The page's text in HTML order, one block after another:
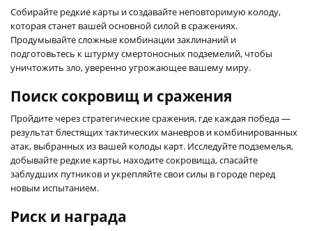
Собирайте редкие карты и создавайте неповторимую колоду,
которая станет вашей основной силой в сражениях.
Продумывайте сложные комбинации заклинаний и
подготовьтесь к штурму смертоносных подземелий, чтобы
уничтожить зло, уверенно угрожающее вашему миру.
Поиск сокровищ и сражения
Пройдите через стратегические сражения, где каждая победа —
результат блестящих тактических маневров и комбинированных
атак, выбранных из вашей колоды карт. Исследуйте подземелья,
добывайте редкие карты, находите сокровища, спасайте
заблудших путников и укрепляйте свои силы в городе перед
новым испытанием.
Риск и награда